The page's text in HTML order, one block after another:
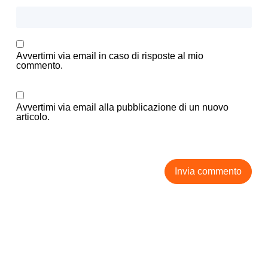
Avvertimi via email in caso di risposte al mio
commento.
Avvertimi via email alla pubblicazione di un nuovo
articolo.